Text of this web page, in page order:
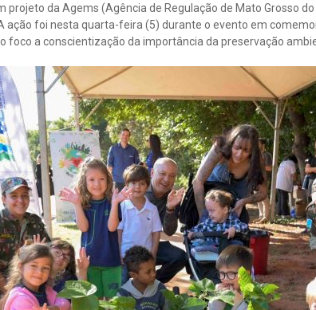
projeto da Agems (Agência de Regulação de Mato Grosso
ação foi nesta quarta-feira (5) durante o evento em
foco a conscientização da importância da preservação